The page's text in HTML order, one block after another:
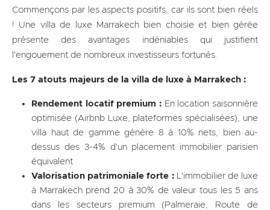
Commençons par les aspects positifs, car ils sont bien réels
! Une villa de luxe Marrakech bien choisie et bien gérée
présente des avantages indéniables qui justifient
l'engouement de nombreux investisseurs fortunés.
Les 7 atouts majeurs de la villa de luxe à Marrakech :
Rendement locatif premium : En location saisonnière
optimisée (Airbnb Luxe, plateformes spécialisées), une
villa haut de gamme génère 8 à 10% nets, bien au-
dessus des 3-4% d'un placement immobilier parisien
équivalent
Valorisation patrimoniale forte :L'immobilier de luxe
à Marrakech prend 20 à 30% de valeur tous les 5 ans
dans les secteurs premium (Palmeraie, Route de